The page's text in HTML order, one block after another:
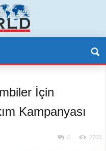
İçin
Kampanyası
0 2703